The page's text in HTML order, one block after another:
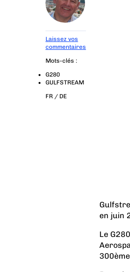
Laissez vos
commentaires
Mots-clés :
G280
GULFSTREAM
FR / DE
en juin
Le